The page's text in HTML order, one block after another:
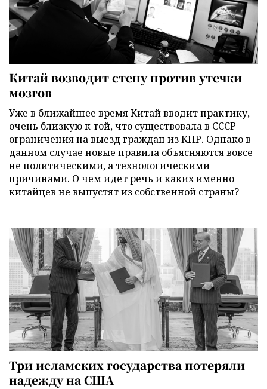
Китай возводит стену против утечки
мозгов
Уже в ближайшее время Китай вводит практику,
очень близкую к той, что существовала в СССР –
ограничения на выезд граждан из КНР. Однако в
данном случае новые правила объясняются вовсе
не политическими, а технологическими
причинами. О чем идет речь и каких именно
китайцев не выпустят из собственной страны?
Три исламских государства потеряли
надежду на США